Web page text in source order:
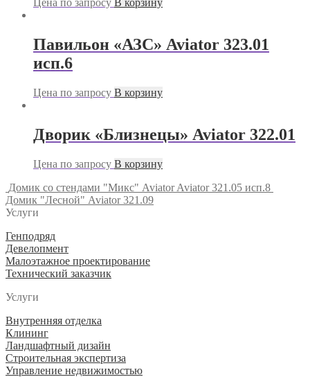
Цена по запросу В корзину
Павильон «АЗС» Aviator 323.01
исп.6
Цена по запросу В корзину
Дворик «Близнецы» Aviator 322.01
Цена по запросу В корзину
Домик со стендами "Микс" Aviator Aviator 321.05 исп.8
Домик "Лесной" Aviator 321.09
Услуги
Генподряд
Девелопмент
Малоэтажное проектирование
Технический заказчик
Услуги
Внутренняя отделка
Клининг
Ландшафтный дизайн
Строительная экспертиза
Управление недвижимостью